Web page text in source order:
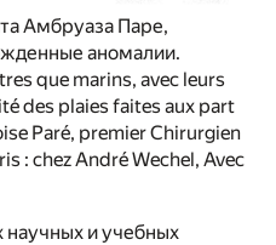
Амбруаза Паре,
аномалии.
que marins, avec leurs
des plaies faites aux part
Paré, premier Chirurgien
: chez André Wechel, Avec
научных и учебных